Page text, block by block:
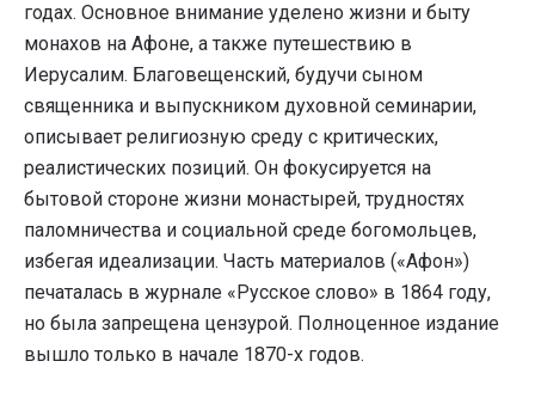
годах. Основное внимание уделено жизни и быту
монахов на Афоне, а также путешествию в
Иерусалим. Благовещенский, будучи сыном
священника и выпускником духовной семинарии,
описывает религиозную среду с критических,
реалистических позиций. Он фокусируется на
бытовой стороне жизни монастырей, трудностях
паломничества и социальной среде богомольцев,
избегая идеализации. Часть материалов («Афон»)
печаталась в журнале «Русское слово» в 1864 году,
но была запрещена цензурой. Полноценное издание
вышло только в начале 1870-х годов.